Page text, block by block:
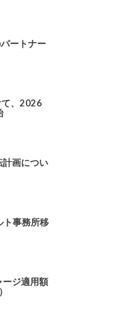
ートナー
て、2026
画につい
ト事務所移
ジ適用額